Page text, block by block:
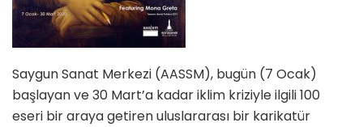
Saygun Sanat Merkezi (AASSM), bugün (7 Ocak)
başlayan ve 30 Mart’a kadar iklim kriziyle ilgili 100
eseri bir araya getiren uluslararası bir karikatür